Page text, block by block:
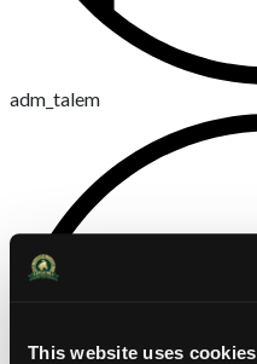
This website uses cookies
adm_talem